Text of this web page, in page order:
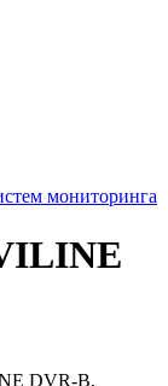
мониторинга
DVR-B,